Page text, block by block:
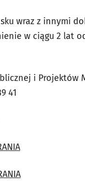
wraz z innymi
w ciągu 2 lat
i Projektów
41